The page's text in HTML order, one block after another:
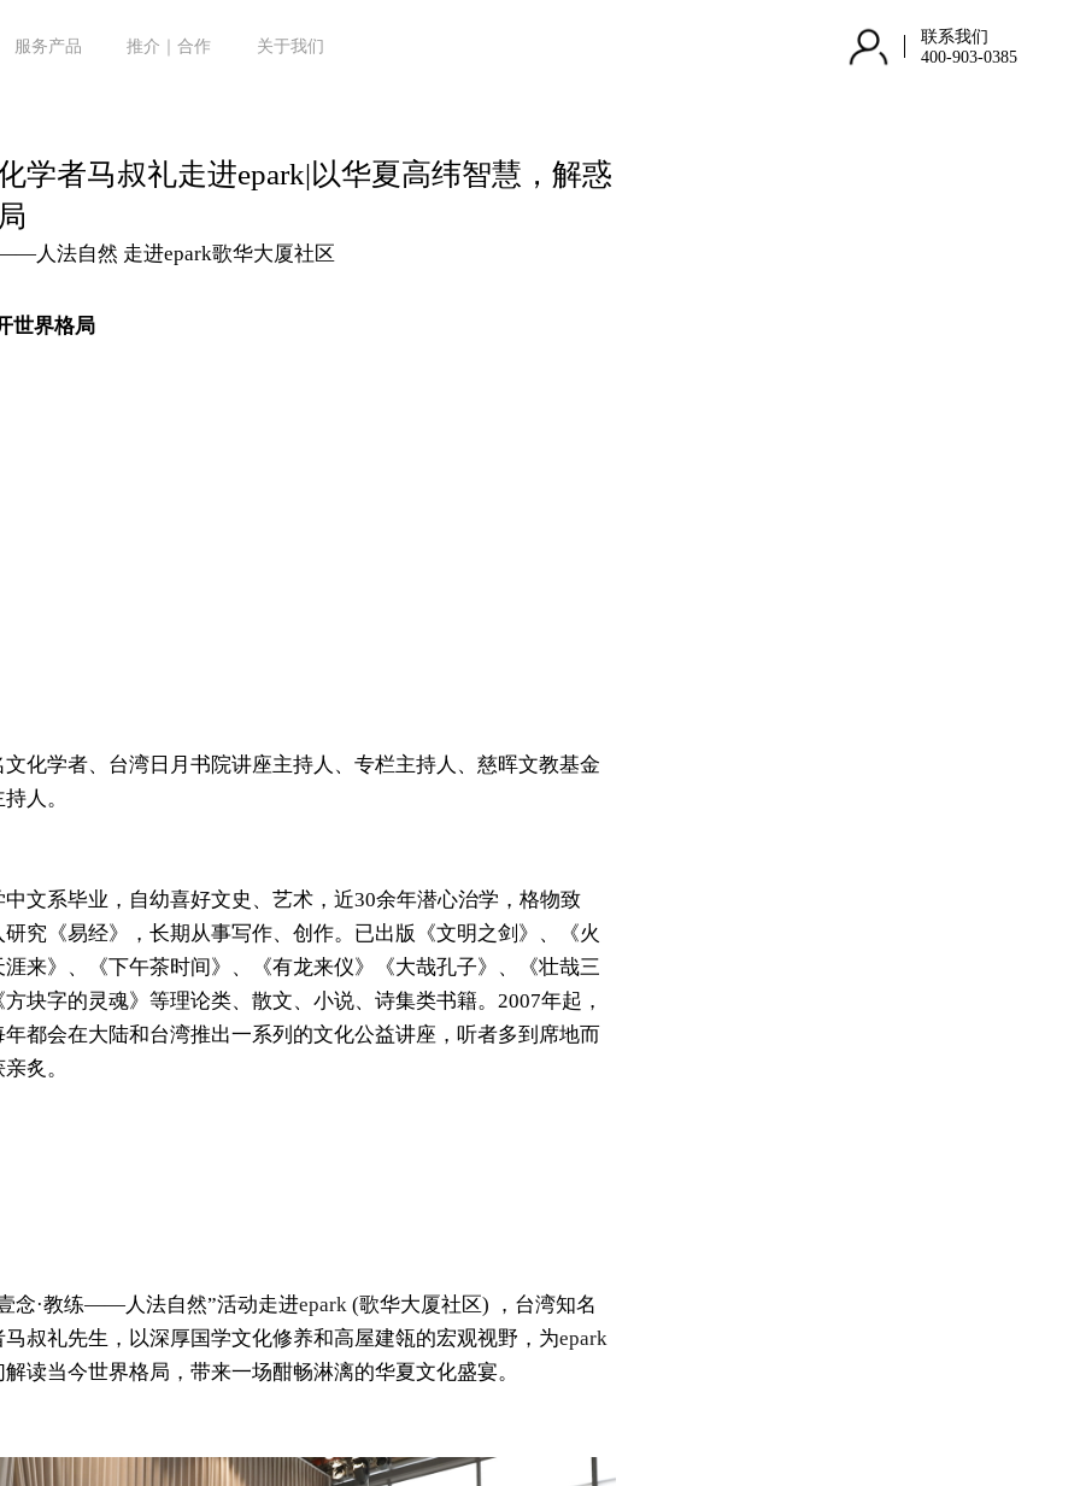
服务产品 推介｜合作 关于我们
联系我们
400-903-0385
学者马叔礼走进epark|以华夏高纬智慧，解惑
人法自然 走进epark歌华大厦社区
世界格局
文化学者、台湾日月书院讲座主持人、专栏主持人、慈晖文教基金
人。
文系毕业，自幼喜好文史、艺术，近30余年潜心治学，格物致
究《易经》，长期从事写作、创作。已出版《文明之剑》、《火
涯来》、《下午茶时间》、《有龙来仪》《大哉孔子》、《壮哉三
块字的灵魂》等理论类、散文、小说、诗集类书籍。2007年起，
年都会在大陆和台湾推出一系列的文化公益讲座，听者多到席地而
炙。
念·教练——人法自然”活动走进epark (歌华大厦社区) ，台湾知名
马叔礼先生，以深厚国学文化修养和高屋建瓴的宏观视野，为epark
读当今世界格局，带来一场酣畅淋漓的华夏文化盛宴。